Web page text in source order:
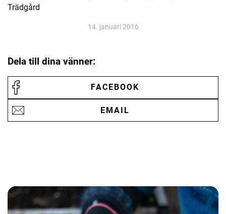
Trädgård
14. januari 2016
Dela till dina vänner:
FACEBOOK
EMAIL